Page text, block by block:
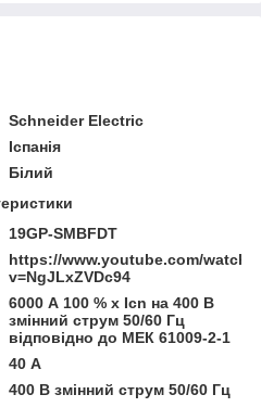
Schneider Electric
Іспанія
Білий
19GP-SMBFDT
https://www.youtube.com/watch?
v=NgJLxZVDc94
6000 А 100 % x Icn на 400 В
змінний струм 50/60 Гц
відповідно до МЕК 61009-2-1
40 А
400 В змінний струм 50/60 Гц